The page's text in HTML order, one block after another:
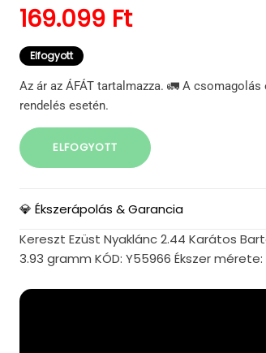
Normál ár
169.099 Ft
Elfogyott
Az ár az ÁFÁT tartalmazza. 🚛 A
rendelés esetén.
ELFOGYOTT
💎 Ékszerápolás & Garancia
Kereszt Ezüst Nyaklánc 2.44 Karátos
3.93 gramm KÓD: Y55966 Ékszer